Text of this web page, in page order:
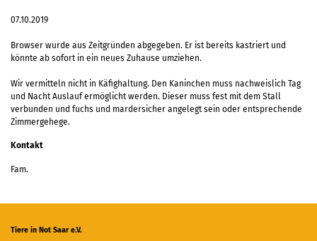
07.10.2019
Browser wurde aus Zeitgründen abgegeben. Er ist bereits kastriert und
könnte ab sofort in ein neues Zuhause umziehen.
Wir vermitteln nicht in Käfighaltung. Den Kaninchen muss nachweislich Tag
und Nacht Auslauf ermöglicht werden. Dieser muss fest mit dem Stall
verbunden und fuchs und mardersicher angelegt sein oder entsprechende
Zimmergehege.
Kontakt
Fam.
Tiere in Not Saar e.V.